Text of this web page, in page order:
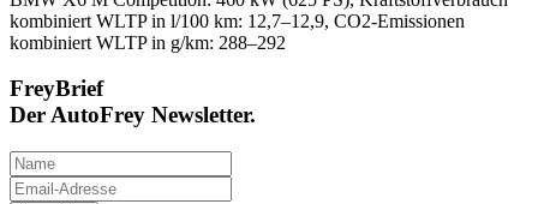
kombiniert WLTP in l/100 km: 12,7–12,9, CO2-Emissionen
kombiniert WLTP in g/km: 288–292
FreyBrief
Der AutoFrey Newsletter.